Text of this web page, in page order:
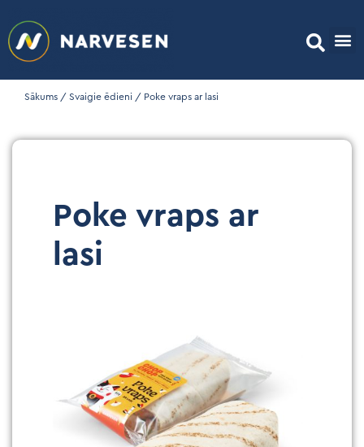
Sākums / Svaigie ēdieni / Poke vraps ar lasi
Poke vraps ar
lasi